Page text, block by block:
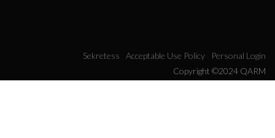
Sekretess Acceptable Use Policy
Personal Login
Copyright ©2024 QARM